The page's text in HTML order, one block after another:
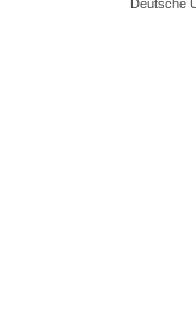
Deutsche